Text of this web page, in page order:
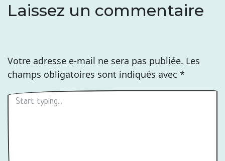
Laissez un commentaire
Votre adresse e-mail ne sera pas publiée. Les
champs obligatoires sont indiqués avec *